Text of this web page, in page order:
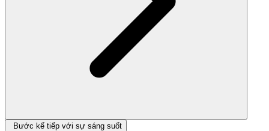
Bước kế tiếp với sự sáng suốt